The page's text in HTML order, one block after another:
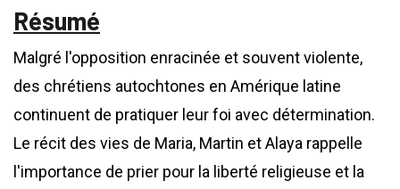
Résumé
Malgré l'opposition enracinée et souvent violente,
des chrétiens autochtones en Amérique latine
continuent de pratiquer leur foi avec détermination.
Le récit des vies de Maria, Martin et Alaya rappelle
l'importance de prier pour la liberté religieuse et la